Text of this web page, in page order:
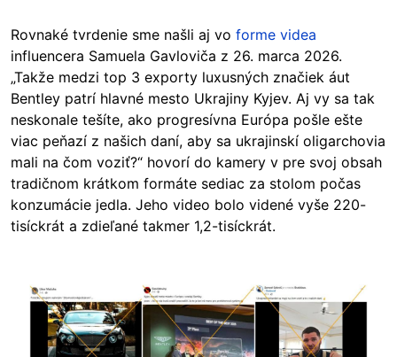
Rovnaké tvrdenie sme našli aj vo forme videa
influencera Samuela Gavloviča z 26. marca 2026.
„Takže medzi top 3 exporty luxusných značiek áut
Bentley patrí hlavné mesto Ukrajiny Kyjev. Aj vy sa tak
neskonale tešíte, ako progresívna Európa pošle ešte
viac peňazí z našich daní, aby sa ukrajinskí oligarchovia
mali na čom voziť?“ hovorí do kamery v pre svoj obsah
tradičnom krátkom formáte sediac za stolom počas
konzumácie jedla. Jeho video bolo videné vyše 220-
tisíckrát a zdieľané takmer 1,2-tisíckrát.
Image